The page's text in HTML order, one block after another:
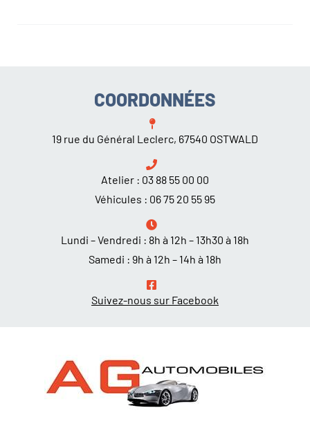
COORDONNÉES
19 rue du Général Leclerc, 67540 OSTWALD
Atelier : 03 88 55 00 00
Véhicules : 06 75 20 55 95
Lundi – Vendredi : 8h à 12h – 13h30 à 18h
Samedi : 9h à 12h – 14h à 18h
Suivez-nous sur Facebook